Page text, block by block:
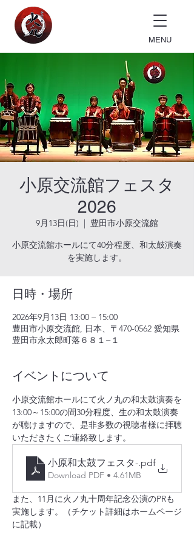
MENU
小原交流館フェスタ
2026
9月13日(日)
  |
豊田市小原交流館
小原交流館ホールにて40分程度、和太鼓演奏
を実施します。
日時・場所
2026年9月13日 13:00 – 15:00
豊田市小原交流館, 日本、〒470-0562 愛知県
豊田市永太郎町落６８１−１
イベントについて
小原交流館ホールにて火ノ丸の和太鼓演奏を
13:00～15:00の間30分程度、生の和太鼓演奏
が聴けますので、是非多数の視聴者様に拝聴
いただきたくご連絡致します。
小原和太鼓フェスタ-.pdf
Download PDF • 4.61MB
また、11月に火ノ丸十周年記念公演のPRも
実施します。（チケット詳細はホームページ
に記載）